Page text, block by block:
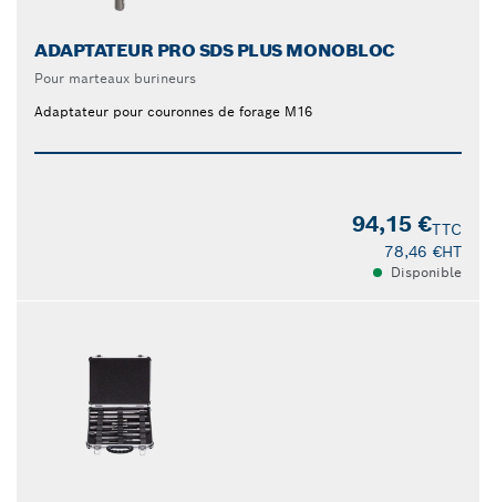
ADAPTATEUR PRO SDS PLUS MONOBLOC
Pour marteaux burineurs
Adaptateur pour couronnes de forage M16
94,15 €TTC
78,46 €HT
Disponible